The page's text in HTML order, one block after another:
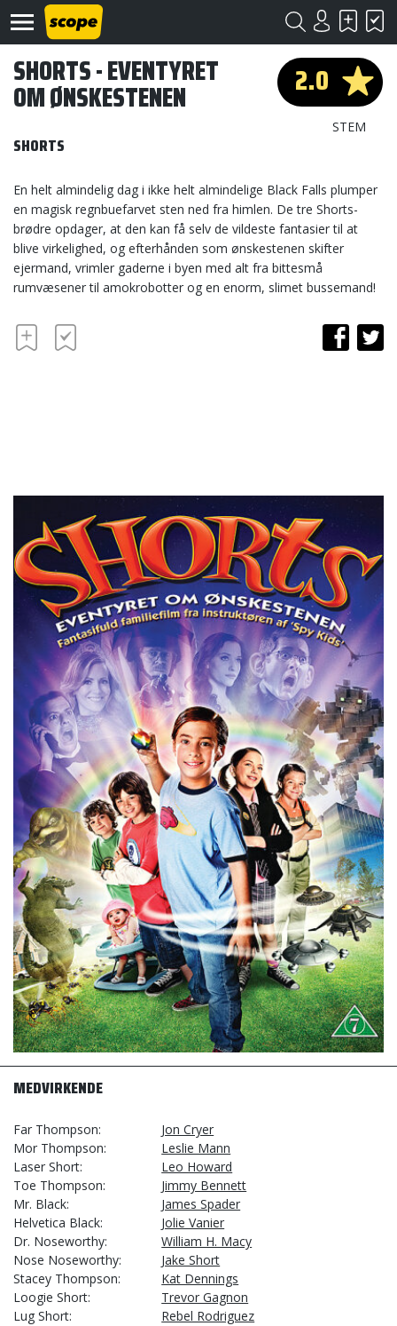
Om
Scope
Kontakt
©
2.0
STEM
SHORTS - EVENTYRET
OM ØNSKESTENEN
SHORTS
En helt almindelig dag i ikke helt almindelige Black Falls plumper
en magisk regnbuefarvet sten ned fra himlen. De tre Shorts-
brødre opdager, at den kan få selv de vildeste fantasier til at
blive virkelighed, og efterhånden som ønskestenen skifter
ejermand, vrimler gaderne i byen med alt fra bittesmå
rumvæsener til amokrobotter og en enorm, slimet bussemand!
MEDVIRKENDE
Far Thompson
Jon Cryer
Mor Thompson
Leslie Mann
Laser Short
Leo Howard
Toe Thompson
Jimmy Bennett
Mr. Black
James Spader
Helvetica Black
Jolie Vanier
Dr. Noseworthy
William H. Macy
Nose Noseworthy
Jake Short
Stacey Thompson
Kat Dennings
Loogie Short
Trevor Gagnon
Lug Short
Rebel Rodriguez